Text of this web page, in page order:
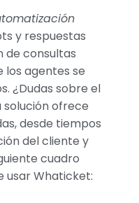
y respuestas
de consultas
los agentes se
¿Dudas sobre el
solución ofrece
desde tiempos
del cliente y
cuadro
usar Whaticket: